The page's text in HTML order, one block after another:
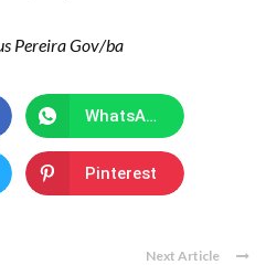
Pereira Gov/ba
WhatsApp
Pinterest
Next Article